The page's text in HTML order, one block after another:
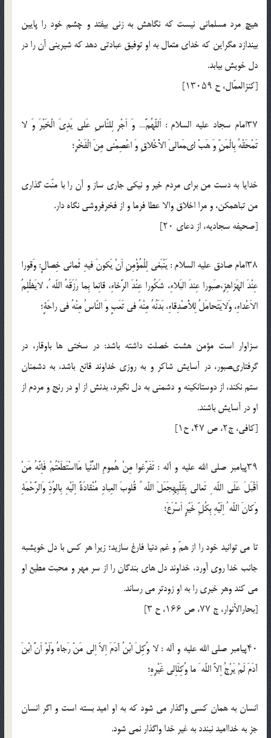
هيچ مرد مسلمانى نيست كه نگاهش به زنى بيفتد و چشم خود را پايين
بيندازد مگراين كه خداى متعال به او توفيق عبادتى دهد كه شيرينى آن را در
دل خويش بيابد.
[كنزالعمّال، ح ۱۳۰۵۹]
۳۷امام سجاد عليه السلام : اَللّهُمَّ… وَ اَجْرِ لِلنّاسِ عَلى يَدِىَ الْخَيْرَ وَ لا
تَمْحَقْهُ بِالْمَنِّ وَ هَبْ لىمَعالىَ الاَْخْلاقِ وَ اعْصِمْنى مِنَ الْفَخْرِ؛
خدايا به دست من براى مردم خير و نيكى جارى ساز و آن را با منّت گذارى
من تباهمكن، و مرا اخلاق والا عطا فرما و از فخرفروشى نگاه دار.
[صحيفه سجاديه، از دعاى ۲۰]
۳۸امام صادق عليه السلام : يَنْبَغى لِلْمُؤْمِنِ اَنْ يَكونَ فيهِ ثَمانى خِصالٍ: وَقورا
عِنْدَ الهَزاهِزِ،صَبورا عِندَ البَلاءِ، شَكُورا عِنْدَ الرَّخاءِ، قانِعا بِما رَزَقَهُ اللّه ُ، لايَظْلِمُ
الاَعْداءِ، وَلايَتَحامَلُ لِلاَْصْدِقاءِ، بَدَنُهُ مِنْهُ فى تَعَبٍ وَ النّاسُ مِنْهُ فى راحَةٍ؛
سزاوار است مؤمن هشت خصلت داشته باشد: در سختى ها باوقار، در
گرفتارىصبور، در آسايش شاكر و به روزى خداوند قانع باشد، به دشمنان
ستم نكند، از دوستانكينه و دشمنى به دل نگيرد، بدنش از او در رنج و مردم از
او در آسايش باشند.
[كافى، ج۲، ص ۴۷، ح۱]
۳۹پيامبر صلي الله عليه و آله : تَفَرَّغوا مِنْ هُمومِ الدُّنْيا مَااسْتَطَعْتُمْ فَاِنَّهُ مَنْ
اَقْبَلَ عَلَى اللّه ِ تَعالى بِقَلْبِهِجَعَلَ اللّه ُ قُلوبَ العِبادِ مُنْقادَةً اِلَيْهِ بِالوُدِّ وَالرَّحْمَةِ
وَكانَ اللّه ُ اِلَيْهِ بِكُلِّ خَيْرٍ اَسْرَعَ؛
تا مى توانيد خود را از همّ و غم دنيا فارغ سازيد؛ زيرا هر كس با دل خويشبه
جانب خدا روى آورد، خداوند دل هاى بندگان را از سر مهر و محبت مطيع او
مى كند وهر خيرى را به او زودتر مى رساند.
[بحارالأنوار، ج ۷۷، ص ۱۶۶، ح ۳]
۴۰پيامبر صلي الله عليه و آله : لا وُكِلَ ابْنُ آدَمَ اِلاّ اِلى مَنْ رَجاهُ وَلَوْ اَنَّ ابْنَ
آدَمَ لَمْ يَرْجُ اِلاَّ اللّه َ ما وُكِلَاِلى غَيْرِهِ؛
انسان به همان كسى واگذار مى شود كه به او اميد بسته است و اگر انسان
جز به خدااميد نبندد به غير خدا واگذار نمى شود.